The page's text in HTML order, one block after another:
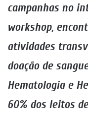
campanhas no
workshop,
atividades
doação de
Hematologia e
60% dos leitos